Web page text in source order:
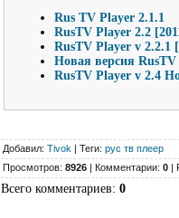
Rus TV Player 2.1.1
RusTV Player 2.2
RusTV Player v 2.2.1
Новая версия
RusTV Player v 2.4
Добавил: Tivok | Теги: рус тв плеер
Просмотров: 8926 | Комментарии: 0 |
Всего комментариев: 0